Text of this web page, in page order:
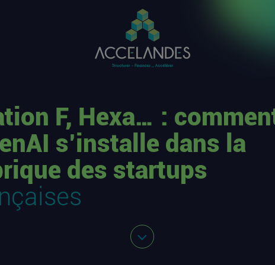
F, Hexa… :
s’installe dans la
des startups